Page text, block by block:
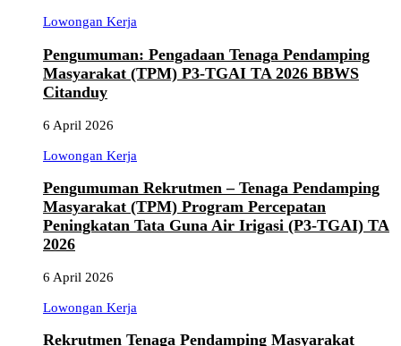
Lowongan Kerja
Pengumuman: Pengadaan Tenaga Pendamping
Masyarakat (TPM) P3-TGAI TA 2026 BBWS
Citanduy
6 April 2026
Lowongan Kerja
Pengumuman Rekrutmen – Tenaga Pendamping
Masyarakat (TPM) Program Percepatan
Peningkatan Tata Guna Air Irigasi (P3-TGAI) TA
2026
6 April 2026
Lowongan Kerja
Rekrutmen Tenaga Pendamping Masyarakat